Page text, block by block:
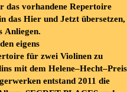
das vorhandene Repertoire
das Hier und Jetzt übersetzen,
Anliegen.
eigens
für zwei Violinen zu
mit dem Helene–Hecht–Preis
entstand 2011 die